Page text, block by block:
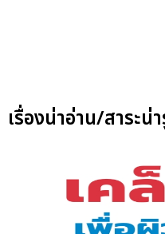
เรื่องน่าอ่าน/สาระน่